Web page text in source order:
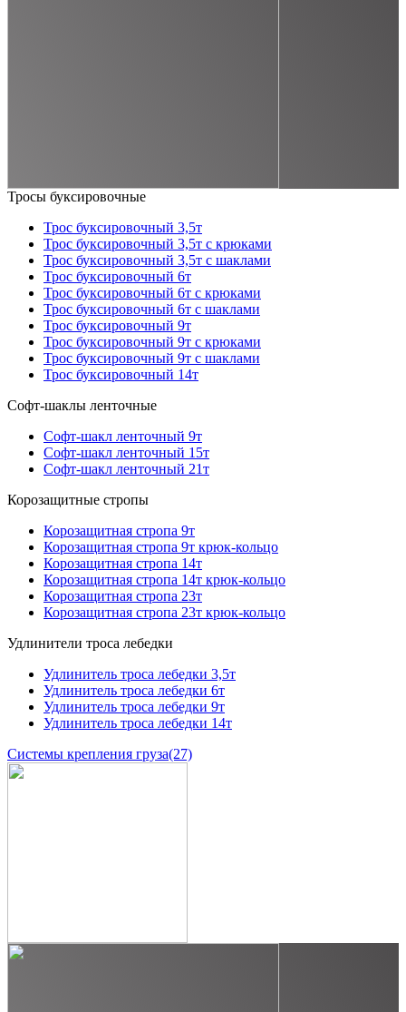
Тросы буксировочные
Трос буксировочный 3,5т
Трос буксировочный 3,5т с крюками
Трос буксировочный 3,5т с шаклами
Трос буксировочный 6т
Трос буксировочный 6т с крюками
Трос буксировочный 6т с шаклами
Трос буксировочный 9т
Трос буксировочный 9т с крюками
Трос буксировочный 9т с шаклами
Трос буксировочный 14т
Софт-шаклы ленточные
Софт-шакл ленточный 9т
Софт-шакл ленточный 15т
Софт-шакл ленточный 21т
Корозащитные стропы
Корозащитная стропа 9т
Корозащитная стропа 9т крюк-кольцо
Корозащитная стропа 14т
Корозащитная стропа 14т крюк-кольцо
Корозащитная стропа 23т
Корозащитная стропа 23т крюк-кольцо
Удлинители троса лебедки
Удлинитель троса лебедки 3,5т
Удлинитель троса лебедки 6т
Удлинитель троса лебедки 9т
Удлинитель троса лебедки 14т
Системы крепления груза(27)